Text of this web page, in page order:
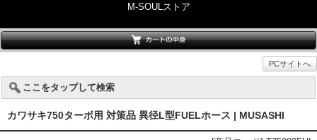
M-SOULストア
PCサイトへ
ここをタップして検索
カワサキ750ターボ用 対策品 異径L型FUELホース | MUSASHI